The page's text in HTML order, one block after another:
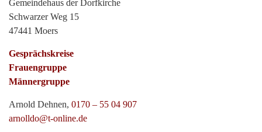
Gemeindehaus der Dorfkirche
Schwarzer Weg 15
47441 Moers
Gesprächskreise
Frauengruppe
Männergruppe
Arnold Dehnen, 0170 – 55 04 907
arnolldo@t-online.de